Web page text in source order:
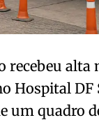
recebeu
Hospital
um quadro